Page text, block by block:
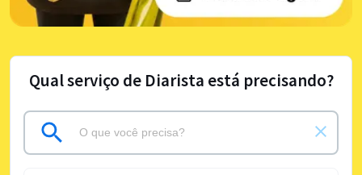
Qual serviço de Diarista está precisando?